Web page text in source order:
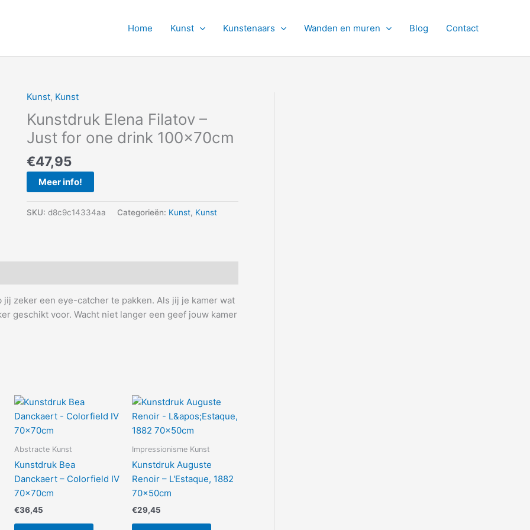
Home Kunst Kunstenaars Wanden en muren Blog Contact
Kunst, Kunst
Kunstdruk Elena Filatov –
Just for one drink 100x70cm
€47,95
Meer info!
SKU: d8c9c14334aa Categorieën: Kunst, Kunst
zeker een eye-catcher te pakken. Als jij je kamer wat
geschikt voor. Wacht niet langer een geef jouw kamer
Abstracte Kunst
Kunstdruk Bea
Danckaert – Colorfield IV
70x70cm
€36,45
Impressionisme Kunst
Kunstdruk Auguste
Renoir – L'Estaque, 1882
70x50cm
€29,45